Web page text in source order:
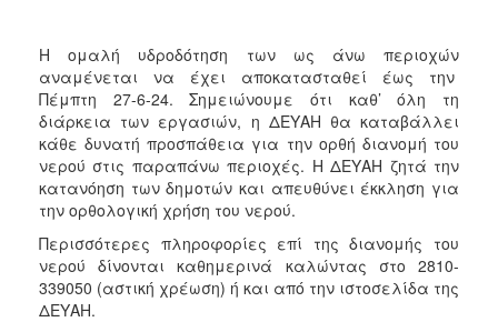
Η ομαλή υδροδότηση των ως άνω περιοχών
αναμένεται να έχει αποκατασταθεί έως την
Πέμπτη 27-6-24. Σημειώνουμε ότι καθ’ όλη τη
διάρκεια των εργασιών, η ΔΕΥΑΗ θα καταβάλλει
κάθε δυνατή προσπάθεια για την ορθή διανομή του
νερού στις παραπάνω περιοχές. Η ΔΕΥΑΗ ζητά την
κατανόηση των δημοτών και απευθύνει έκκληση για
την ορθολογική χρήση του νερού.
Περισσότερες πληροφορίες επί της διανομής του
νερού δίνονται καθημερινά καλώντας στο 2810-
339050 (αστική χρέωση) ή και από την ιστοσελίδα της
ΔΕΥΑΗ.